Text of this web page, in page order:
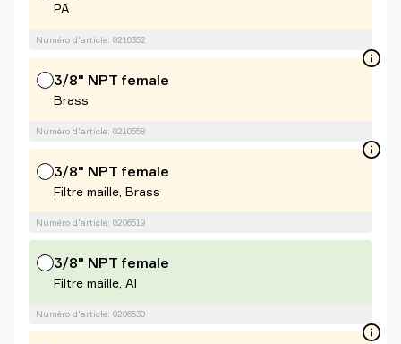
PA
Numéro d'article: 0210352
3/8" NPT female
Brass
Numéro d'article: 0210558
3/8" NPT female
Filtre maille, Brass
Numéro d'article: 0206519
3/8" NPT female
Filtre maille, Al
Numéro d'article: 0206530